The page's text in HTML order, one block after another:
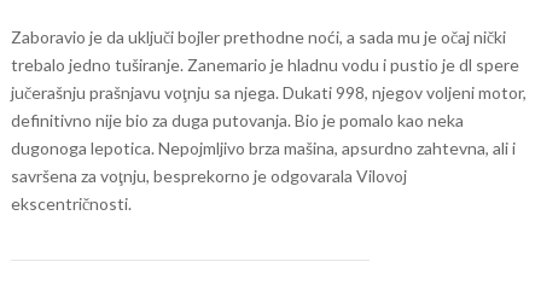
Zaboravio je da uključi bojler prethodne noći, a sada mu je očaj nički
trebalo jedno tuširanje. Zanemario je hladnu vodu i pustio je dl spere
jučerašnju prašnjavu voţnju sa njega. Dukati 998, njegov voljeni motor,
definitivno nije bio za duga putovanja. Bio je pomalo kao neka
dugonoga lepotica. Nepojmljivo brza mašina, apsurdno zahtevna, ali i
savršena za voţnju, besprekorno je odgovarala Vilovoj
ekscentričnosti.